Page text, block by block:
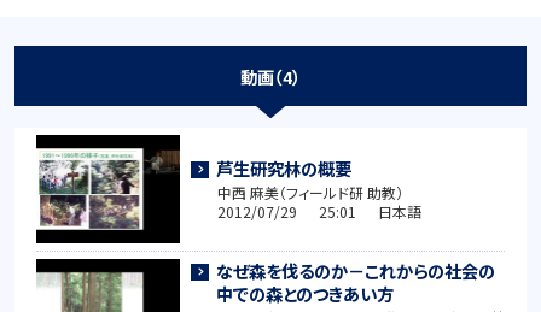
動画（4）
芦生研究林の概要
中西 麻美（フィールド研 助教）
2012/07/29 25:01 日本語
なぜ森を伐るのか－これからの社会の
中での森とのつきあい方